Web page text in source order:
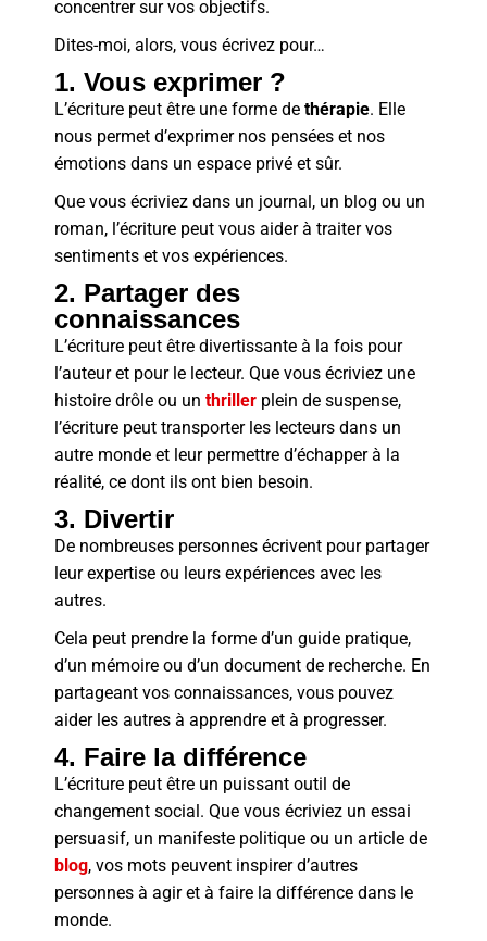
concentrer sur vos objectifs.
Dites-moi, alors, vous écrivez pour…
1. Vous exprimer ?
L’écriture peut être une forme de thérapie. Elle
nous permet d’exprimer nos pensées et nos
émotions dans un espace privé et sûr.
Que vous écriviez dans un journal, un blog ou un
roman, l’écriture peut vous aider à traiter vos
sentiments et vos expériences.
2. Partager des
connaissances
L’écriture peut être divertissante à la fois pour
l’auteur et pour le lecteur. Que vous écriviez une
histoire drôle ou un thriller plein de suspense,
l’écriture peut transporter les lecteurs dans un
autre monde et leur permettre d’échapper à la
réalité, ce dont ils ont bien besoin.
3. Divertir
De nombreuses personnes écrivent pour partager
leur expertise ou leurs expériences avec les
autres.
Cela peut prendre la forme d’un guide pratique,
d’un mémoire ou d’un document de recherche. En
partageant vos connaissances, vous pouvez
aider les autres à apprendre et à progresser.
4. Faire la différence
L’écriture peut être un puissant outil de
changement social. Que vous écriviez un essai
persuasif, un manifeste politique ou un article de
blog, vos mots peuvent inspirer d’autres
personnes à agir et à faire la différence dans le
monde.